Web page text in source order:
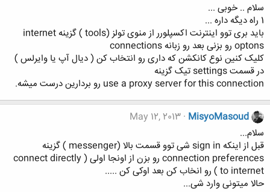
سلام .. خوبی ...
1 راه دیگه داره ...
باید بری توو اینترنت اکسپلورر از منوی تولز (tools ) گزینه internet
optons رو بزنی بعد رو زبانه connections
کلیک کنین نوع کانکشن که داری رو انتخاب کن ( دیال آپ یا وایرلس )
در قسمت settings تیک گزینه
use a proxy server for this connection رو بردارین درست میشه.
MisyoMasoud
May 12, 2013
سلام...
قبل از اینکه sign in شی توو قسمت بالا (messenger ) گزینه
connection preferences رو بزن از اونجا اولی ( connect directly
to internet ) رو انخاب کن بعد اوکی کن .....
حالا میتونی وارد شی...